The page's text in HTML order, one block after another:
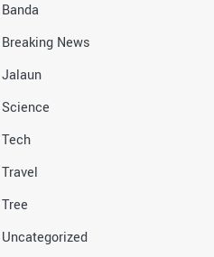
Banda
Breaking News
Jalaun
Science
Tech
Travel
Tree
Uncategorized